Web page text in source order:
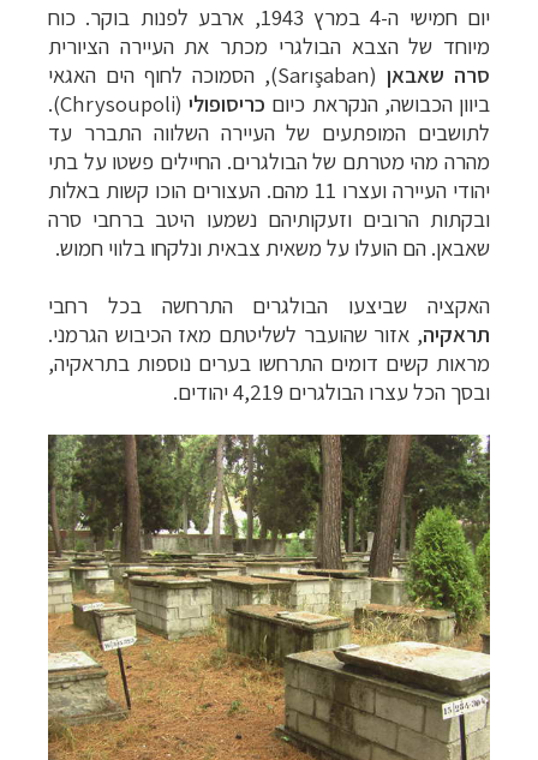
יום חמישי ה-4 במרץ 1943, ארבע לפנות בוקר. כוח
מיוחד של הצבא הבולגרי מכתר את העיירה הציורית
סרה שאבאן (
Sarışaban), הסמוכה לחוף הים האגאי
ביוון הכבושה, הנקראת כיום כריסופולי(
Chrysoupoli
).
לתושבים המופתעים של העיירה השלווה התברר עד
מהרה מהי מטרתם של הבולגרים. החיילים פשטו על בתי
יהודי העיירה ועצרו 11 מהם. העצורים הוכו קשות באלות
ובקתות הרובים וזעקותיהם נשמעו היטב ברחבי סרה
שאבאן. הם הועלו על משאית צבאית ונלקחו בלווי חמוש.
האקציה שביצעו הבולגרים התרחשה בכל רחבי
תראקיה, אזור שהועבר לשליטתם מאז הכיבוש הגרמני.
מראות קשים דומים התרחשו בערים נוספות בתראקיה,
ובסך הכל עצרו הבולגרים 4,219 יהודים.
מסלולים מוכנים ב-11 יעדים –לחצו לבחירת המסלול
המתאים לכם »
מעטפת לוגיסטית מלאה: מלונות, רכב ופעילויות–
לחצו למידע נוסף »
מערכת ניווט חכמה וליווי לאורך כל הדרך– לחצו
להסבר על השירות »